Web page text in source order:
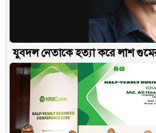
যুবদল নেতাকে হত্যা করে লাশ গুমের